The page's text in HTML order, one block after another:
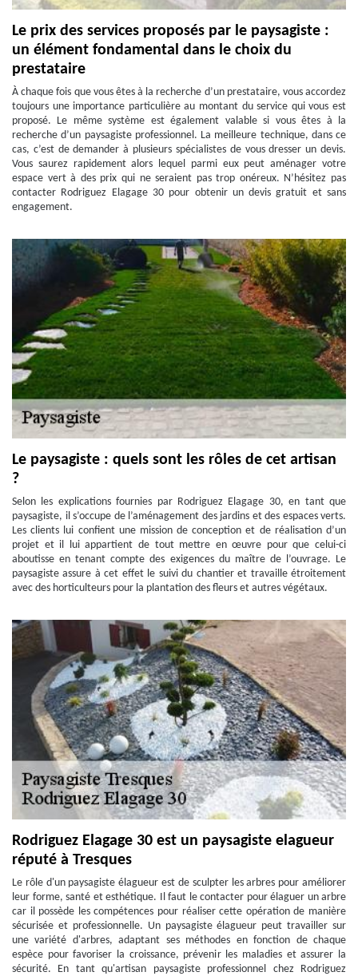
Le prix des services proposés par le paysagiste :
un élément fondamental dans le choix du
prestataire
À chaque fois que vous êtes à la recherche d’un prestataire, vous accordez
toujours une importance particulière au montant du service qui vous est
proposé. Le même système est également valable si vous êtes à la
recherche d’un paysagiste professionnel. La meilleure technique, dans ce
cas, c’est de demander à plusieurs spécialistes de vous dresser un devis.
Vous saurez rapidement alors lequel parmi eux peut aménager votre
espace vert à des prix qui ne seraient pas trop onéreux. N’hésitez pas
contacter Rodriguez Elagage 30 pour obtenir un devis gratuit et sans
engagement.
Le paysagiste : quels sont les rôles de cet artisan
?
Selon les explications fournies par Rodriguez Elagage 30, en tant que
paysagiste, il s’occupe de l’aménagement des jardins et des espaces verts.
Les clients lui confient une mission de conception et de réalisation d’un
projet et il lui appartient de tout mettre en œuvre pour que celui-ci
aboutisse en tenant compte des exigences du maître de l’ouvrage. Le
paysagiste assure à cet effet le suivi du chantier et travaille étroitement
avec des horticulteurs pour la plantation des fleurs et autres végétaux.
Rodriguez Elagage 30 est un paysagiste elagueur
réputé à Tresques
Le rôle d'un paysagiste élagueur est de sculpter les arbres pour améliorer
leur forme, santé et esthétique. Il faut le contacter pour élaguer un arbre
car il possède les compétences pour réaliser cette opération de manière
sécurisée et professionnelle. Un paysagiste élagueur peut travailler sur
une variété d'arbres, adaptant ses méthodes en fonction de chaque
espèce pour favoriser la croissance, prévenir les maladies et assurer la
sécurité. En tant qu'artisan paysagiste professionnel chez Rodriguez